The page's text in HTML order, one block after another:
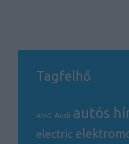
Tagfelhő
AMG Audi autós
electric